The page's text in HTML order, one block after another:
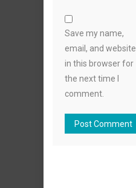
Save my name,
email, and website
in this browser for
the next time I
comment.